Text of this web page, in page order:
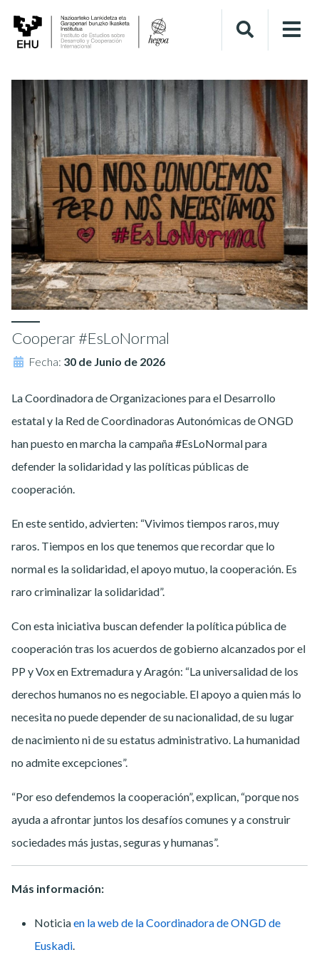
Cooperar #EsLoNormal
Fecha: 30 de Junio de 2026
La Coordinadora de Organizaciones para el Desarrollo
estatal y la Red de Coordinadoras Autonómicas de ONGD
han puesto en marcha la campaña #EsLoNormal para
defender la solidaridad y las políticas públicas de
cooperación.
En este sentido, advierten: “Vivimos tiempos raros, muy
raros. Tiempos en los que tenemos que recordar que lo
normal es la solidaridad, el apoyo mutuo, la cooperación. Es
raro criminalizar la solidaridad”.
Con esta iniciativa buscan defender la política pública de
cooperación tras los acuerdos de gobierno alcanzados por el
PP y Vox en Extremadura y Aragón: “La universalidad de los
derechos humanos no es negociable. El apoyo a quien más lo
necesita no puede depender de su nacionalidad, de su lugar
de nacimiento ni de su estatus administrativo. La humanidad
no admite excepciones”.
“Por eso defendemos la cooperación”, explican, “porque nos
ayuda a afrontar juntos los desafíos comunes y a construir
sociedades más justas, seguras y humanas”.
Más información:
Noticiaen la web de la Coordinadora de ONGD de
Euskadi.